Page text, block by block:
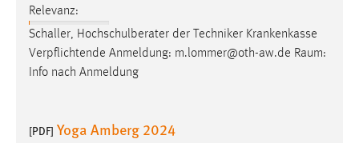
Relevanz:
Schaller, Hochschulberater der Techniker Krankenkasse
Verpflichtende Anmeldung: m.lommer@oth-aw.de Raum:
Info nach Anmeldung
[PDF] Yoga Amberg 2024